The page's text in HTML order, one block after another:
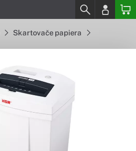
Skartovače papiera